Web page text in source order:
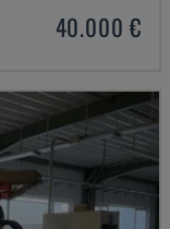
40.000 €